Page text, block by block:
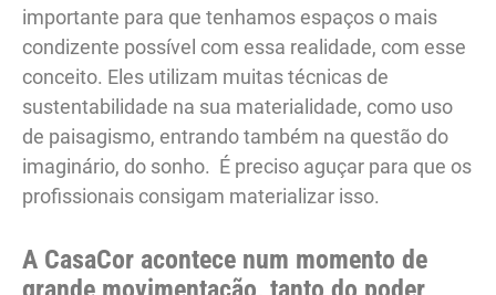
importante para que tenhamos espaços o mais
condizente possível com essa realidade, com esse
conceito. Eles utilizam muitas técnicas de
sustentabilidade na sua materialidade, como uso
de paisagismo, entrando também na questão do
imaginário, do sonho. É preciso aguçar para que os
profissionais consigam materializar isso.
A CasaCor acontece num momento de